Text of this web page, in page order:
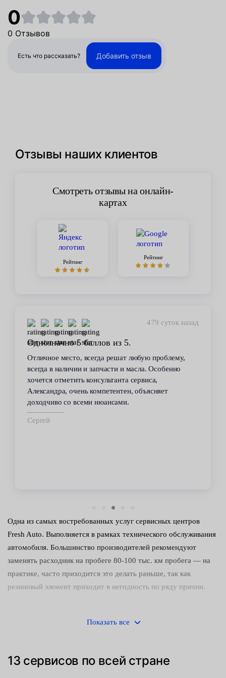
0
0 Отзывов
Есть что рассказать? Добавить отзыв
Отзывы наших клиентов
Смотреть отзывы на онлайн-
картах
Рейтинг
Рейтинг
450 суток назад
Стабильное качество
В течение 6 лет пользуюсь услугами данного
сервиса. Высокий профессионализм персонала
всегда помогал решить возникающие с
автомобилем проблемы. Все работы по
техобслуживанию проводились качественно и в
срок.
Одна из самых востребованных услуг сервисных центров
Fresh Auto. Выполняется в рамках технического обслуживания
автомобиля. Большинство производителей рекомендуют
заменять расходник на пробеге 80-100 тыс. км пробега — на
практике, часто приходится это делать раньше, так как
резиновый элемент приходит в негодность по ряду причин.
соединяет коленвал с распредвалами, синхронизирует работу
влияет на работу силового агрегата — обеспечивает точное
Показать все
13 сервисов по всей стране